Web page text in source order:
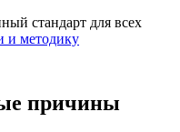
стандарт для всех
и методику
причины